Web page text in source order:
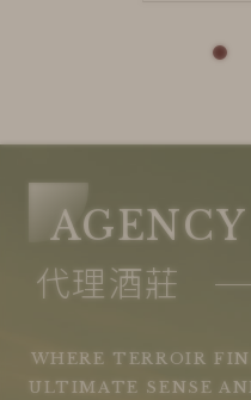
AGENCY
代理酒莊
WHERE TERROIR
ULTIMATE SENSE